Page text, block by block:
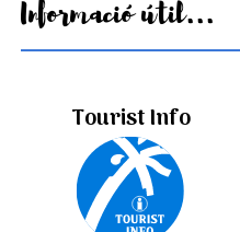
Informació útil...
Tourist Info